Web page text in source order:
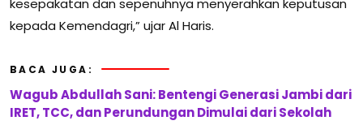
kepada Kemendagri,” ujar Al Haris.
BACA JUGA:
Wagub Abdullah Sani: Bentengi Generasi Jambi dari
IRET, TCC, dan Perundungan Dimulai dari Sekolah